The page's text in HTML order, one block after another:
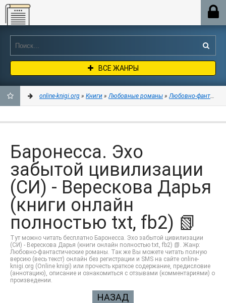
Online-knigi.org
ВСЕ ЖАНРЫ
ЗАКЛАДКИ
online-knigi.org » Книги »Любовные романы »Любовно-
Баронесса. Эхо
забытой цивилизации
(СИ) - Верескова Дарья
(книги онлайн
полностью txt, fb2) 📗
Тут можно читать бесплатно Баронесса. Эхо забытой цивилизации
(СИ) - Верескова Дарья (книги онлайн полностью txt, fb2) 📗. Жанр:
Любовно-фантастические романы. Так же Вы можете читать полную
версию (весь текст) онлайн без регистрации и SMS на сайте online-
knigi.org (Online knigi) или прочесть краткое содержание, предисловие
(аннотацию), описание и ознакомиться с отзывами (комментариями) о
произведении.
НАЗАД